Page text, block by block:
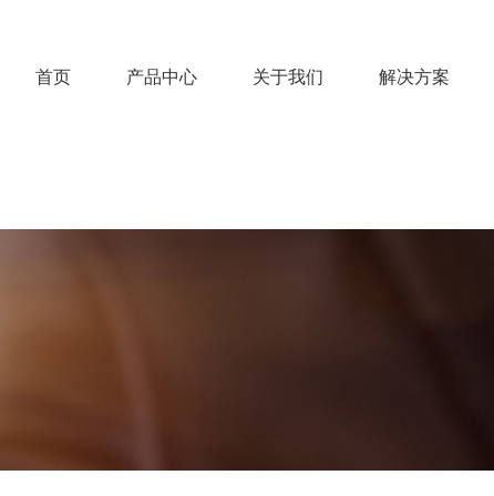
首页 产品中心 关于我们 解决方案